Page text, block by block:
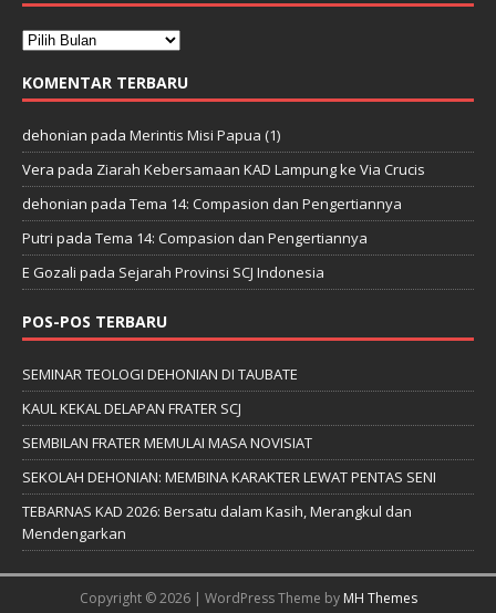
KOMENTAR TERBARU
dehonian pada Merintis Misi Papua (1)
Vera pada Ziarah Kebersamaan KAD Lampung ke Via Crucis
dehonian pada Tema 14: Compasion dan Pengertiannya
Putri pada Tema 14: Compasion dan Pengertiannya
E Gozali pada Sejarah Provinsi SCJ Indonesia
POS-POS TERBARU
SEMINAR TEOLOGI DEHONIAN DI TAUBATE
KAUL KEKAL DELAPAN FRATER SCJ
SEMBILAN FRATER MEMULAI MASA NOVISIAT
SEKOLAH DEHONIAN: MEMBINA KARAKTER LEWAT PENTAS SENI
TEBARNAS KAD 2026: Bersatu dalam Kasih, Merangkul dan
Mendengarkan
Copyright © 2026 | WordPress Theme by MH Themes